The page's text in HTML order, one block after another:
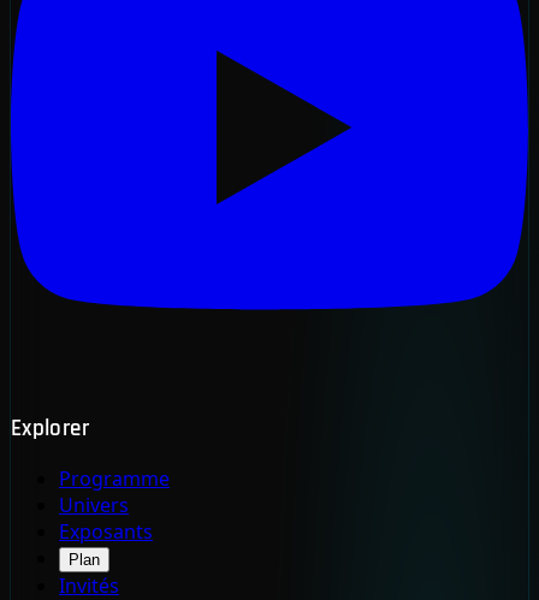
Explorer
Programme
Univers
Exposants
Plan
Invités